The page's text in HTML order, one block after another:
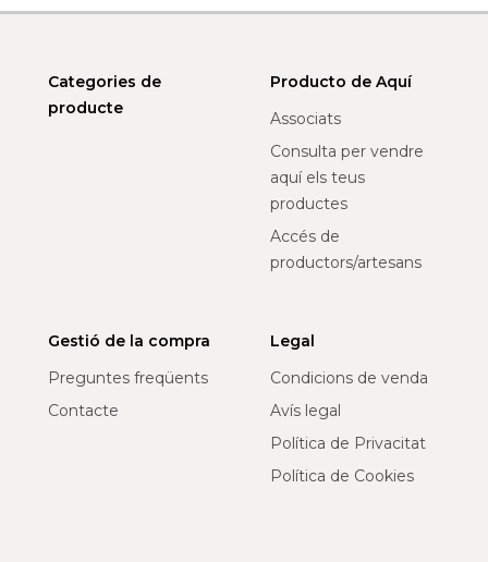
Categories de
producte
Producto de Aquí
Associats
Consulta per vendre
aquí els teus
productes
Accés de
productors/artesans
Gestió de la compra
Preguntes freqüents
Contacte
Legal
Condicions de venda
Avís legal
Política de Privacitat
Política de Cookies